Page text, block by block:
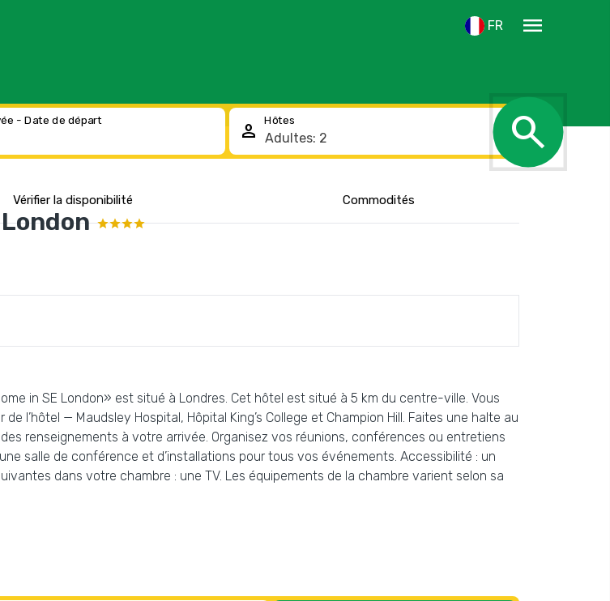
FR menu
- Date de départ person Hôtes search
Vérifier la disponibilité Commodités
in SE London» est situé à Londres. Cet hôtel est situé à 5 km du centre-ville. Vous
l’hôtel — Maudsley Hospital, Hôpital King’s College et Champion Hill. Faites une halte au
renseignements à votre arrivée. Organisez vos réunions, conférences ou entretiens
salle de conférence et d’installations pour tous vos événements. Accessibilité : un
dans votre chambre : une TV. Les équipements de la chambre varient selon sa